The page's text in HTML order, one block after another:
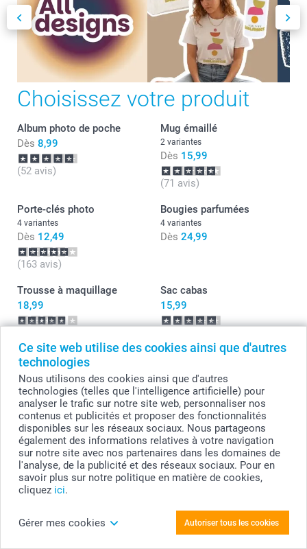
Ce site web utilise des cookies ainsi que d'autres
technologies
Nous utilisons des cookies ainsi que d'autres
technologies (telles que l'intelligence artificielle) pour
analyser le trafic sur notre site web, personnaliser nos
contenus et publicités et proposer des fonctionnalités
disponibles sur les réseaux sociaux. Nous partageons
également des informations relatives à votre navigation
sur notre site avec nos partenaires dans les domaines de
l'analyse, de la publicité et des réseaux sociaux. Pour en
savoir plus sur notre politique en matière de cookies,
cliquez ici.
Gérer mes cookies Autoriser tous les cookies
Choisissez votre produit
Album photo de poche
Dès 8,99
(52 avis)
Mug émaillé
2 variantes
Dès 15,99
(71 avis)
Porte-clés photo
4 variantes
Dès 12,49
(163 avis)
Bougies parfumées
4 variantes
Dès 24,99
Trousse à maquillage
18,99
Sac cabas
15,99
Cahier Photo
3 variantes
Dès 8,99
(32 avis)
Poster Pêle-mêle
10+ variantes
Dès 4,99
(599 avis)